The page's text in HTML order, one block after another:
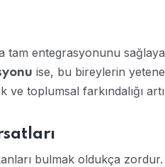
tam entegrasyonunu
ise, bu bireylerin
toplumsal farkındalığı
bulmak oldukça zordur.